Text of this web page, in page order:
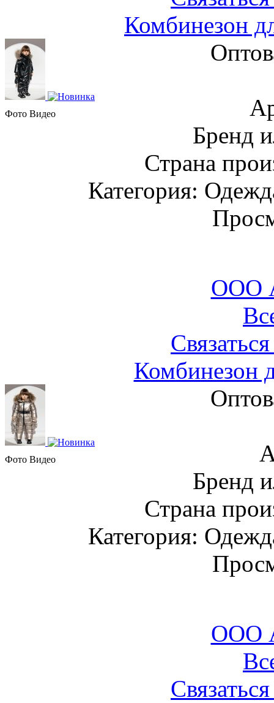
Комбинезон
Фото Видео
Бренд
Страна
Категория:
ООО
Комбинезон
Фото Видео
Бренд
Страна
Категория:
ООО